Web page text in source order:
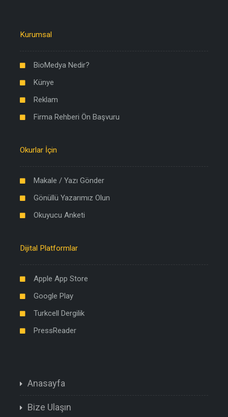
Kurumsal
BioMedya Nedir?
Künye
Reklam
Firma Rehberi Ön Başvuru
Okurlar İçin
Makale / Yazı Gönder
Gönüllü Yazarımız Olun
Okuyucu Anketi
Dijital Platformlar
Apple App Store
Google Play
Turkcell Dergilik
PressReader
Anasayfa
Bize Ulaşın